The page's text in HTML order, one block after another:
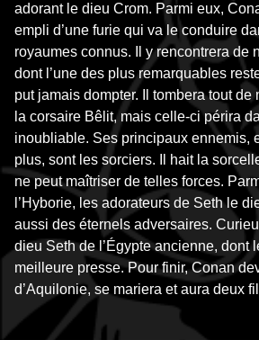
adorant le dieu Crom. Parmi eux,
empli d’une furie qui va le conduire
royaumes connus. Il y rencontrera de
dont l’une des plus remarquables
put jamais dompter. Il tombera tout de
la corsaire Bêlit, mais celle-ci périra
inoubliable. Ses principaux ennemis,
plus, sont les sorciers. Il hait la
ne peut maîtriser de telles forces.
l’Hyborie, les adorateurs de Seth le
aussi des éternels adversaires.
dieu Seth de l’Égypte ancienne, dont
meilleure presse. Pour finir, Conan
d’Aquilonie, se mariera et aura deux